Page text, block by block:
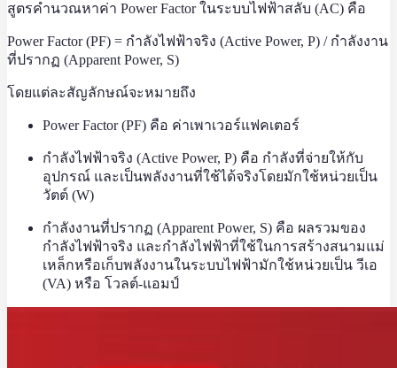
สูตรคำนวณหาค่า Power Factor ในระบบไฟฟ้าสลับ (AC) คือ
Power Factor (PF) = กำลังไฟฟ้าจริง (Active Power, P) / กำลังงาน
ที่ปรากฏ (Apparent Power, S)
โดยแต่ละสัญลักษณ์จะหมายถึง
Power Factor (PF) คือ ค่าเพาเวอร์แฟคเตอร์
กำลังไฟฟ้าจริง (Active Power, P) คือ กำลังที่จ่ายให้กับ
อุปกรณ์ และเป็นพลังงานที่ใช้ได้จริงโดยมักใช้หน่วยเป็น
วัตต์ (W)
กำลังงานที่ปรากฏ (Apparent Power, S) คือ ผลรวมของ
กำลังไฟฟ้าจริง และกำลังไฟฟ้าที่ใช้ในการสร้างสนามแม่
เหล็กหรือเก็บพลังงานในระบบไฟฟ้ามักใช้หน่วยเป็น วีเอ
(VA) หรือ โวลต์-แอมป์